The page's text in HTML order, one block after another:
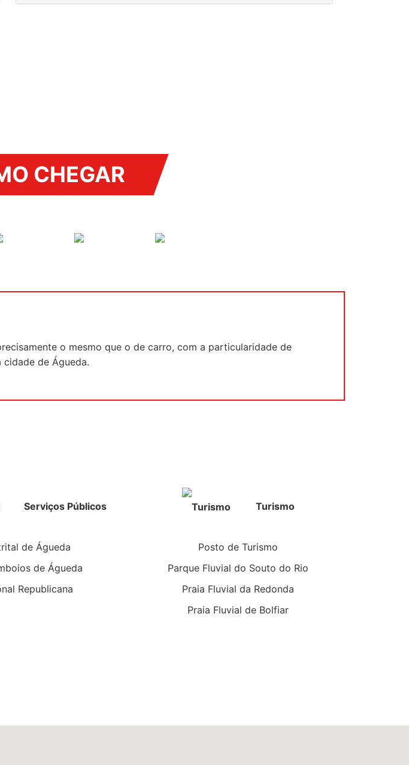
CHEGAR
o mesmo que o de carro, com a particularidade de
de Águeda.
Serviços Públicos
de Águeda
de Águeda
Republicana
Turismo
Posto de Turismo
Parque Fluvial do Souto do Rio
Praia Fluvial da Redonda
Praia Fluvial de Bolfiar